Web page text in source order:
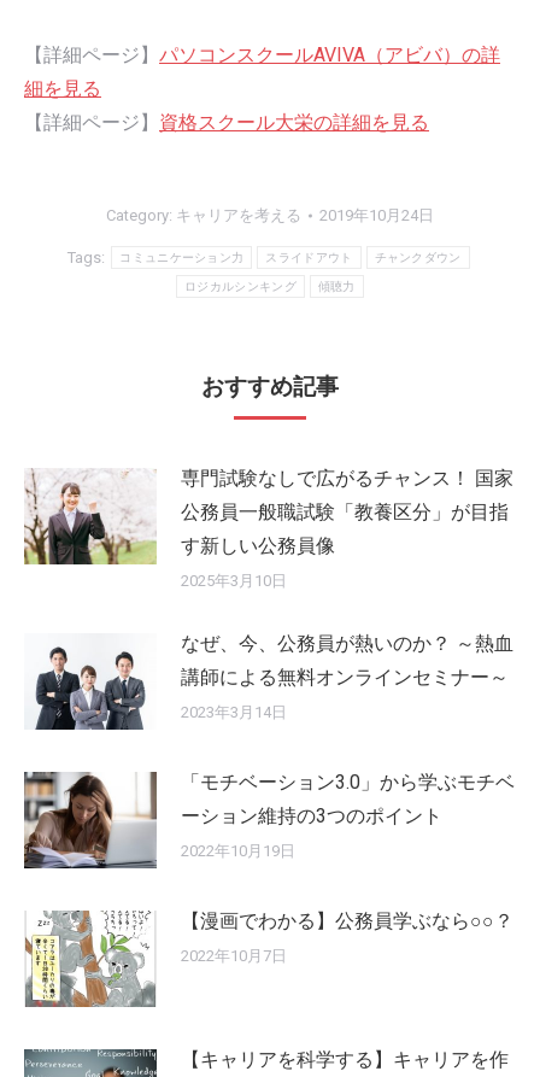
【詳細ページ】 パソコンスクールAVIVA（アビバ）の詳
細を見る
【詳細ページ】 資格スクール大栄の詳細を見る
Category: キャリアを考える 2019年10月24日
Tags: コミュニケーション力 スライドアウト チャンクダウン
ロジカルシンキング 傾聴力
おすすめ記事
専門試験なしで広がるチャンス！ 国家
公務員一般職試験「教養区分」が目指
す新しい公務員像
2025年3月10日
なぜ、今、公務員が熱いのか？ ～熱血
講師による無料オンラインセミナー～
2023年3月14日
「モチベーション3.0」から学ぶモチベ
ーション維持の3つのポイント
2022年10月19日
【漫画でわかる】公務員学ぶなら○○？
2022年10月7日
【キャリアを科学する】キャリアを作